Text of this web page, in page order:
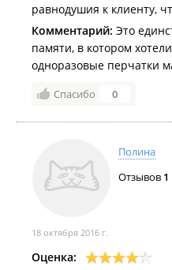
равнодушия к клиенту,
Комментарий: Это
памяти, в котором
одноразовые перчатки
Спасибо 0
Полина
Отзывов 1
18 октября 2016 г.
Оценка: